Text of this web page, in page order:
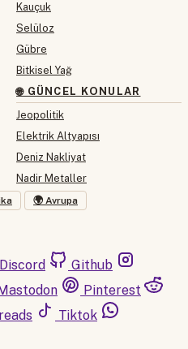
Kauçuk
Selüloz
Gübre
Bitkisel Yağ
🌐 GÜNCEL KONULAR
Jeopolitik
Elektrik Altyapısı
Deniz Nakliyat
Nadir Metaller
🌍 Avrupa
Discord
Github
Pinterest
Tiktok